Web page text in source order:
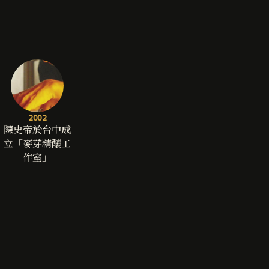
2002
陳史帝於台中成
立「麥芽精釀工
作室」